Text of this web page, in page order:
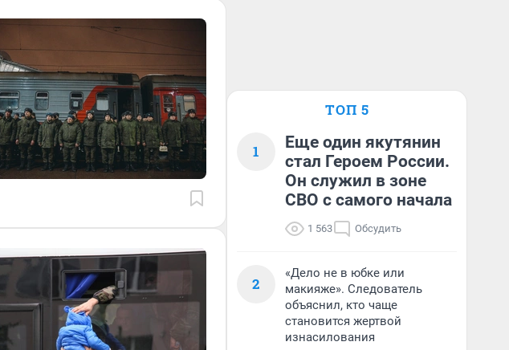
ТОП 5
1
Еще один якутянин
стал Героем России.
Он служил в зоне
СВО с самого начала
1 563 Обсудить
2
«Дело не в юбке или
макияже». Следователь
объяснил, кто чаще
становится жертвой
изнасилования